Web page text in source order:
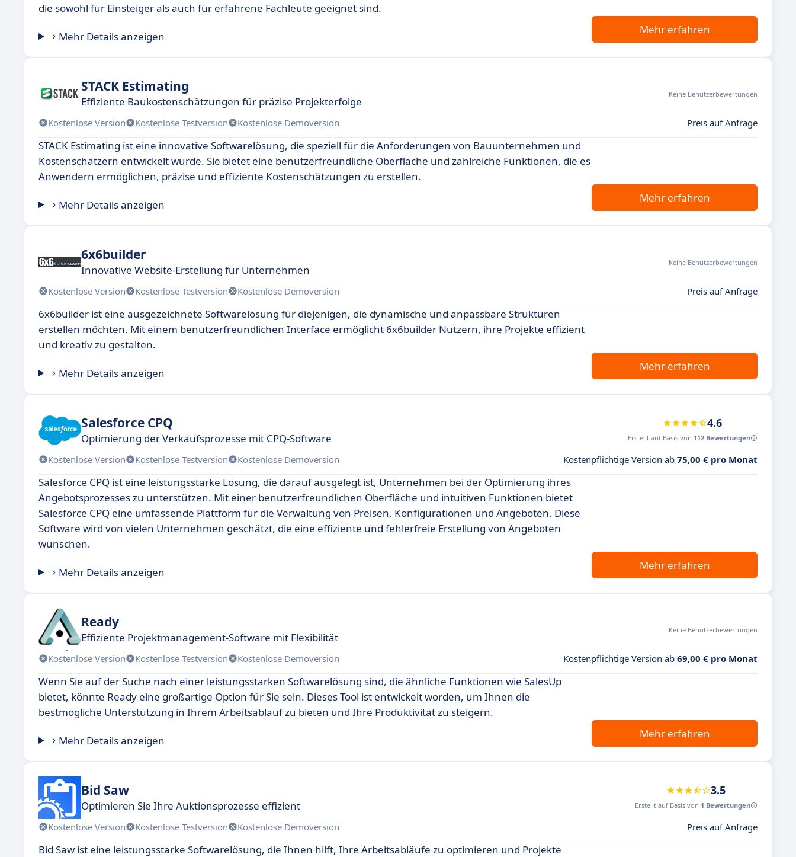
die sowohl für Einsteiger als auch für erfahrene Fachleute geeignet sind.
Mehr Details anzeigen
Mehr erfahren
STACK Estimating
Effiziente Baukostenschätzungen für präzise Projekterfolge
Keine Benutzerbewertungen
Kostenlose Version Kostenlose Testversion Kostenlose Demoversion Preis auf Anfrage
STACK Estimating ist eine innovative Softwarelösung, die speziell für die Anforderungen von Bauunternehmen und
Kostenschätzern entwickelt wurde. Sie bietet eine benutzerfreundliche Oberfläche und zahlreiche Funktionen, die es
Anwendern ermöglichen, präzise und effiziente Kostenschätzungen zu erstellen.
Mehr Details anzeigen
Mehr erfahren
6x6builder
Innovative Website-Erstellung für Unternehmen
Keine Benutzerbewertungen
Kostenlose Version Kostenlose Testversion Kostenlose Demoversion Preis auf Anfrage
6x6builder ist eine ausgezeichnete Softwarelösung für diejenigen, die dynamische und anpassbare Strukturen
erstellen möchten. Mit einem benutzerfreundlichen Interface ermöglicht 6x6builder Nutzern, ihre Projekte effizient
und kreativ zu gestalten.
Mehr Details anzeigen
Mehr erfahren
Salesforce CPQ
Optimierung der Verkaufsprozesse mit CPQ-Software
4.6
Erstellt auf Basis von 112 Bewertungen
Kostenlose Version Kostenlose Testversion Kostenlose Demoversion Kostenpflichtige Version ab 75,00 € pro Monat
Salesforce CPQ ist eine leistungsstarke Lösung, die darauf ausgelegt ist, Unternehmen bei der Optimierung ihres
Angebotsprozesses zu unterstützen. Mit einer benutzerfreundlichen Oberfläche und intuitiven Funktionen bietet
Salesforce CPQ eine umfassende Plattform für die Verwaltung von Preisen, Konfigurationen und Angeboten. Diese
Software wird von vielen Unternehmen geschätzt, die eine effiziente und fehlerfreie Erstellung von Angeboten
wünschen.
Mehr Details anzeigen
Mehr erfahren
Ready
Effiziente Projektmanagement-Software mit Flexibilität
Keine Benutzerbewertungen
Kostenlose Version Kostenlose Testversion Kostenlose Demoversion Kostenpflichtige Version ab 69,00 € pro Monat
Wenn Sie auf der Suche nach einer leistungsstarken Softwarelösung sind, die ähnliche Funktionen wie SalesUp
bietet, könnte Ready eine großartige Option für Sie sein. Dieses Tool ist entwickelt worden, um Ihnen die
bestmögliche Unterstützung in Ihrem Arbeitsablauf zu bieten und Ihre Produktivität zu steigern.
Mehr Details anzeigen
Mehr erfahren
Bid Saw
Optimieren Sie Ihre Auktionsprozesse effizient
3.5
Erstellt auf Basis von 1 Bewertungen
Kostenlose Version Kostenlose Testversion Kostenlose Demoversion Preis auf Anfrage
Bid Saw ist eine leistungsstarke Softwarelösung, die Ihnen hilft, Ihre Arbeitsabläufe zu optimieren und Projekte